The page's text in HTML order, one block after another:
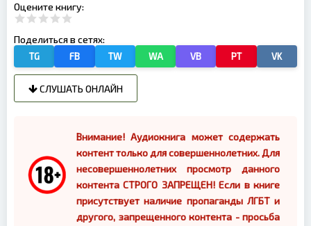
Оцените книгу:
Поделиться в сетях:
TG FB TW WA VB PT VK
СЛУШАТЬ ОНЛАЙН
Внимание! Аудиокнига может содержать
контент только для совершеннолетних. Для
несовершеннолетних просмотр данного
контента СТРОГО ЗАПРЕЩЕН! Если в книге
присутствует наличие пропаганды ЛГБТ и
другого, запрещенного контента - просьба